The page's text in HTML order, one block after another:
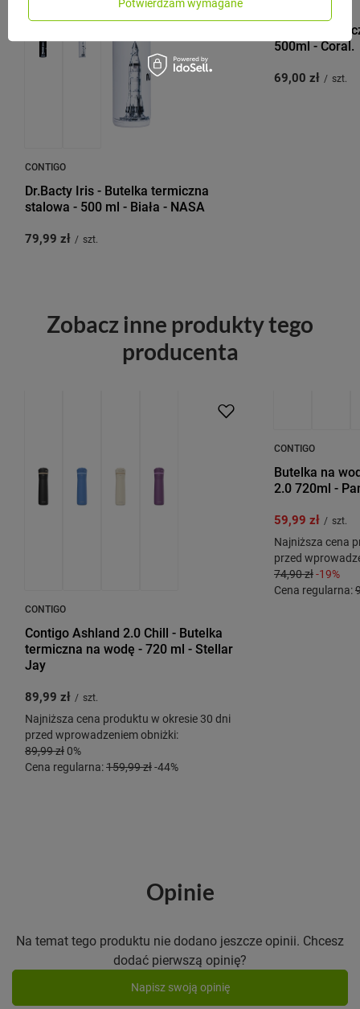
CONTIGO
Dr.Bacty Iris - Butelka termiczna
stalowa - 500 ml - Biała - NASA
79,99 zł / szt.
Butelka
500ml - Coral.
69,00 zł / szt.
Zobacz inne produkty tego
producenta
CONTIGO
Contigo Ashland 2.0 Chill - Butelka
termiczna na wodę - 720 ml - Stellar
Jay
89,99 zł / szt.
Najniższa cena produktu w okresie 30 dni
przed wprowadzeniem obniżki:
89,99 zł 0%
Cena regularna:159,99 zł-44%
CONTIGO
Butelka na
2.0 720ml -
59,99 zł / szt.
Najniższa cena
przed
74,90 zł-19%
Cena regularna:
Opinie
Na temat tego produktu nie dodano jeszcze opinii. Chcesz
dodać pierwszą opinię?
Napisz swoją opinię